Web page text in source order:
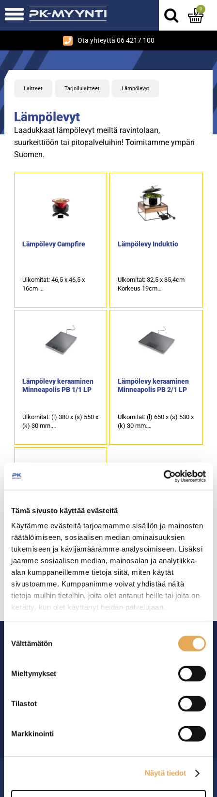
Tämä sivusto käyttää evästeitä
Käytämme evästeitä tarjoamamme sisällön ja mainosten
räätälöimiseen, sosiaalisen median ominaisuuksien
tukemiseen ja kävijämäärämme analysoimiseen. Lisäksi
jaamme sosiaalisen median, mainosalan ja analytiikka-
alan kumppaneillemme tietoja siitä, miten käytät
sivustoamme. Kumppanimme voivat yhdistää näitä
tietoja muihin tietoihin, joita olet antanut heille tai joita on
kerätty, kun olet käyttänyt heidän palvelujaan.
valinta
Välttämätön
Mieltymykset
Tilastot
Markkinointi
Näytä tiedot
Ota yhteyttä 06 4217 100
0
Laitteet Tarjoilulaitteet Lämpölevyt
Lämpölevyt
Laadukkaat lämpölevyt meiltä ravintolaan,
suurkeittiöön tai pitopalveluihin! Toimitamme ympäri
Suomen.
Lämpölevy Campfire
Ulkomitat: 46,5 x 46,5 x
16cm
24cm
Lämpölevy Induktio
Ulkomitat: 32,5 x 35,4cm
Korkeus 19cm
24cm
Lämpölevy keraaminen
Minneapolis PB 1/1 LP
Ulkomitat: (l) 380 x (s) 550 x
(k) 30 mm.
Käytettävissä oleva
Lämpölevy keraaminen
Minneapolis PB 2/1 LP
Ulkomitat: (l) 650 x (s) 530 x
(k) 30 mm.
Käytettävissä oleva
Lämpötilan säätö +65°C…
Ulkomitat: 38,5 x 38,5 x
10cm
Sähköteho 2000W
Jalusta puuta
Ammattikeittiöiden asialla.
29 vuoden kokemuksella ympäri Suomen
MYYMÄLÄ